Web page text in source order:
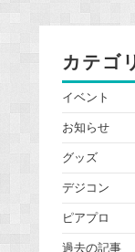
カテゴ
イベント
お知らせ
グッズ
デジコン
ピアプロ
過去の記事